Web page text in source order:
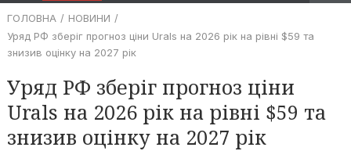
ГОЛОВНА
НОВИНИ
Уряд РФ зберіг прогноз ціни Urals на 2026 рік на рівні $59 та
знизив оцінку на 2027 рік
Уряд РФ зберіг прогноз ціни
Urals на 2026 рік на рівні $59 та
знизив оцінку на 2027 рік